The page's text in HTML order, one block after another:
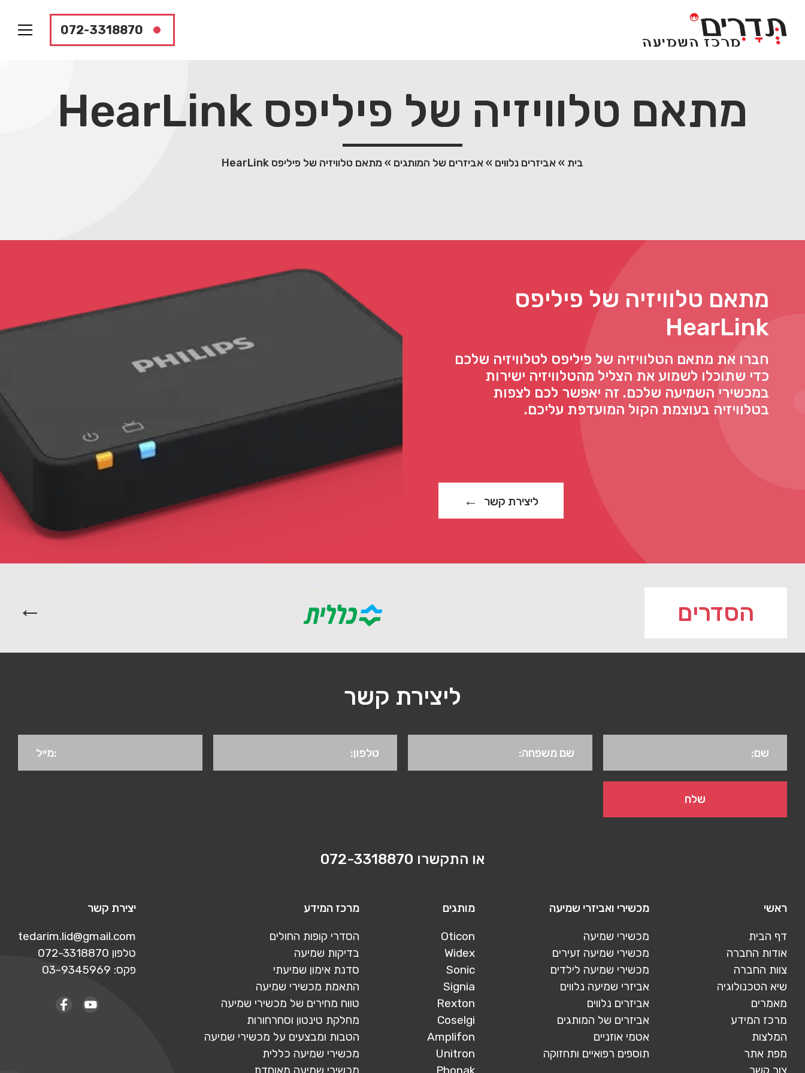
content
072-3318870
מתאם טלוויזיה של פיליפס HearLink
בית »אביזרים נלווים »אביזרים של המותגים »מתאם טלוויזיה של פיליפס HearLink
מתאם טלוויזיה של פיליפס
HearLink
חברו את מתאם הטלוויזיה של פיליפס לטלוויזיה שלכם
כדי שתוכלו לשמוע את הצליל מהטלוויזיה ישירות
במכשירי השמיעה שלכם. זה יאפשר לכם לצפות
בטלוויזיה בעוצמת הקול המועדפת עליכם.
ליצירת קשר
הסדרים
ליצירת קשר
או התקשרו 072-3318870
ראשי
דף הבית
אודות החברה
צוות החברה
שיא הטכנולוגיה
מאמרים
מרכז המידע
המלצות
מפת אתר
מכשירי ואביזרי שמיעה
מכשירי שמיעה
מכשירי שמיעה זעירים
מכשירי שמיעה לילדים
אביזרי שמיעה נלווים
אביזרים נלווים
אביזרים של המותגים
אטמי אוזניים
תוספים רפואיים ותחזוקה
מותגים
Oticon
Widex
Sonic
Signia
Rexton
Coselgi
Amplifon
Unitron
מרכז המידע
הסדרי קופות החולים
בדיקות שמיעה
סדנת אימון שמיעתי
התאמת מכשירי שמיעה
טווח מחירים של מכשירי שמיעה
מחלקת טינטון וסחרחורות
הטבות ומבצעים על מכשירי שמיעה
מכשירי שמיעה כללית
יצירת קשר
tedarim.lid@gmail.com
טלפון 072-3318870
פקס: 03-9345969